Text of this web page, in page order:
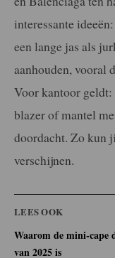
interessante ideeën:
een lange jas als
aanhouden, vooral
Voor kantoor geldt:
blazer of mantel
doordacht. Zo kun
verschijnen.
LEES OOK
Waarom de mini-cape
van 2025 is